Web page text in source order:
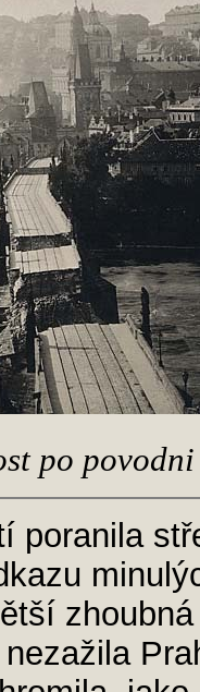
po
poranila